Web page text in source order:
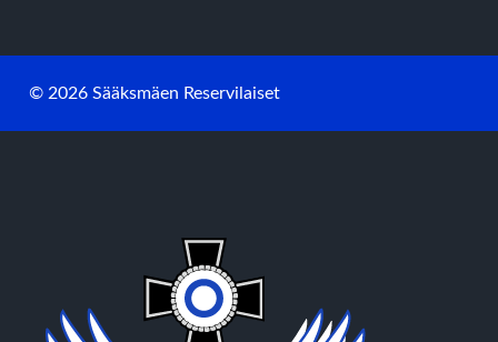
© 2026 Sääksmäen Reservilaiset